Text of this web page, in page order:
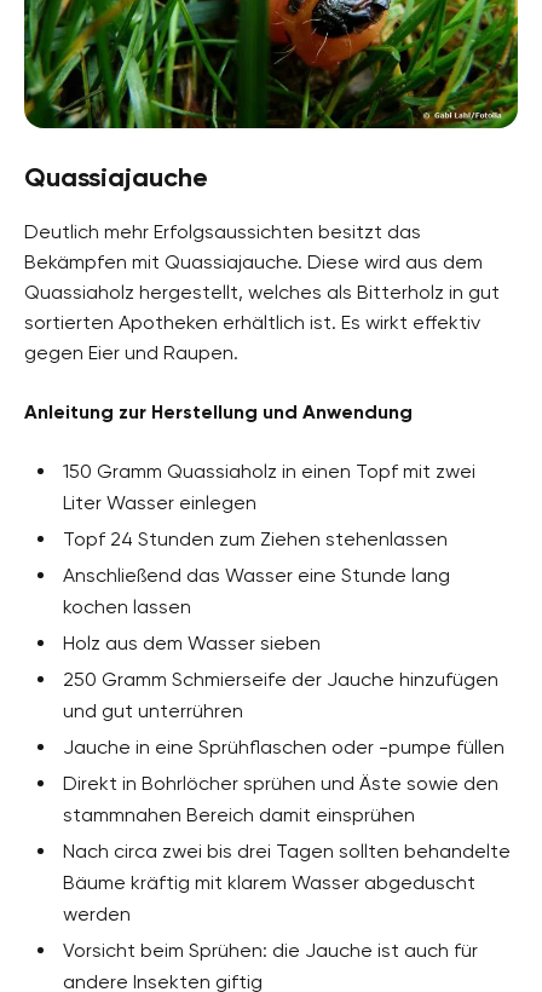
Quassiajauche
Deutlich mehr Erfolgsaussichten besitzt das
Bekämpfen mit Quassiajauche. Diese wird aus dem
Quassiaholz hergestellt, welches als Bitterholz in gut
sortierten Apotheken erhältlich ist. Es wirkt effektiv
gegen Eier und Raupen.
Anleitung zur Herstellung und Anwendung
150 Gramm Quassiaholz in einen Topf mit zwei
Liter Wasser einlegen
Topf 24 Stunden zum Ziehen stehenlassen
Anschließend das Wasser eine Stunde lang
kochen lassen
Holz aus dem Wasser sieben
250 Gramm Schmierseife der Jauche hinzufügen
und gut unterrühren
Jauche in eine Sprühflaschen oder -pumpe füllen
Direkt in Bohrlöcher sprühen und Äste sowie den
stammnahen Bereich damit einsprühen
Nach circa zwei bis drei Tagen sollten behandelte
Bäume kräftig mit klarem Wasser abgeduscht
werden
Vorsicht beim Sprühen: die Jauche ist auch für
andere Insekten giftig